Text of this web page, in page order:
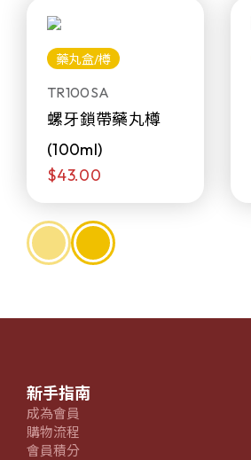
藥丸盒/樽
TR100SA
螺牙鎖帶藥丸樽
(100ml)
$43.00
新手指南
成為會員
購物流程
會員積分